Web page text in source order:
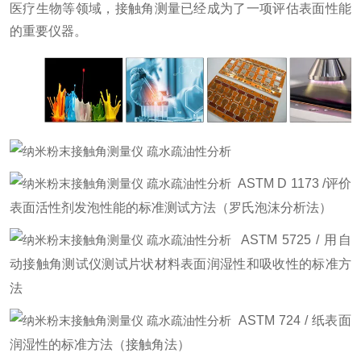
医疗生物等领域，接触角测量已经成为了一项评估表面性能
的重要仪器。
ASTM D 1173 /评价
表面活性剂发泡性能的标准测试方法（罗氏泡沫分析法）
ASTM 5725 / 用自
动接触角测试仪测试片状材料表面润湿性和吸收性的标准方
法
ASTM 724 / 纸表面
润湿性的标准方法（接触角法）